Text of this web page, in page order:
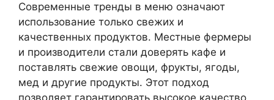
Современные тренды в меню означают
использование только свежих и
качественных продуктов. Местные фермеры
и производители стали доверять кафе и
поставлять свежие овощи, фрукты, ягоды,
мед и другие продукты. Этот подход
позволяет гарантировать высокое качество